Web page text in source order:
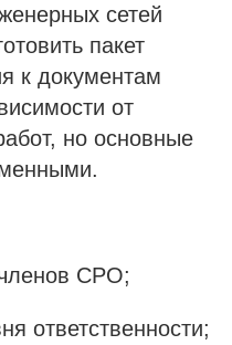
сетей
пакет
к документам
от
но основные
СРО;
ответственности;